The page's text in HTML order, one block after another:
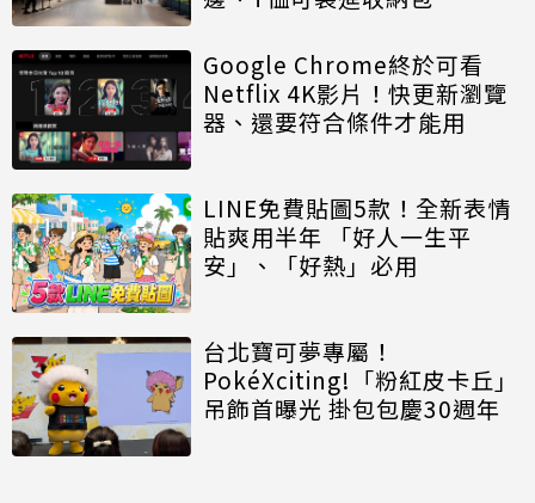
Google Chrome終於可看
Netflix 4K影片！快更新瀏覽
器、還要符合條件才能用
LINE免費貼圖5款！全新表情
貼爽用半年 「好人一生平
安」、「好熱」必用
台北寶可夢專屬！
PokéXciting!「粉紅皮卡丘」
吊飾首曝光 掛包包慶30週年